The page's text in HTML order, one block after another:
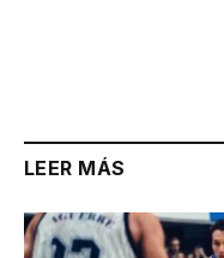
LEER MÁS